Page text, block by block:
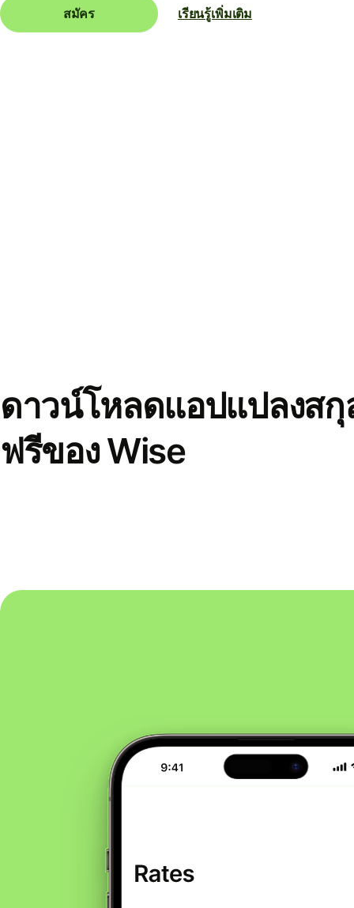
สมัคร เรียนรู้เพิ่มเติม
ดาวน์โหลดแอปแปลงสกุ
ฟรีของ Wise